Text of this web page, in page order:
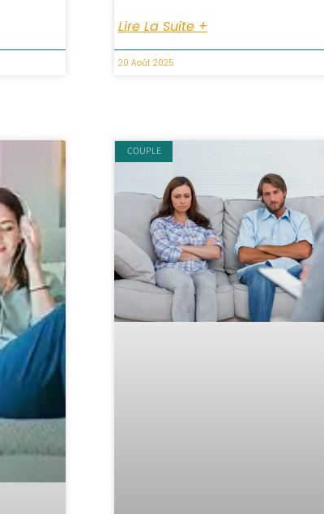
Lire La Suite +
20 Août 2025
COUPLE